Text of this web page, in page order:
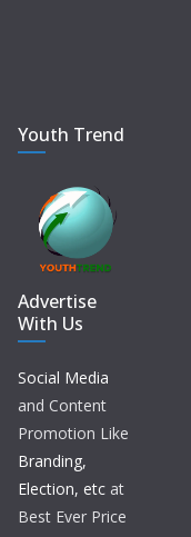
Youth Trend
Advertise
With Us
Social Media
and Content
Promotion Like
Branding,
Election, etc at
Best Ever Price